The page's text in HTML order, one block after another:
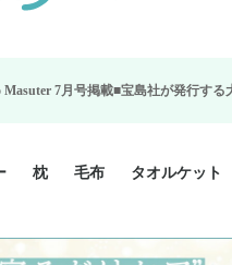
社が発行する大人のモノ雑誌「
グル
セミシ
グル
バー ジュニア
シングル
シングル
カバー
セミダブ
ー
ダブル 掛
ダブルロ
バー
クィーン
暖か 掛け
ー ジュニア
セミシン
ー
シングル
シングル
バー
ダブル 敷
35x50cm
43x63cm
50x70cm
シルク 枕
シングル
シングルロ
ツ
セミダブル
ダブル
スーパーロ
ツ
ー
カバー
クコットン
ト カバー2点
カバー3点
枕
小さめ 35×50cm
やや小さめ 35×55cm
普通 43×63cm
大きめ 50×70cm
パイプ枕
高反発枕
低反発枕
機能性枕・その他枕
毛布 タオルケット
ハーフサイズ
シングルサイ
セミダブルサ
ダブルサイズ
接触冷感
天然素材 綿